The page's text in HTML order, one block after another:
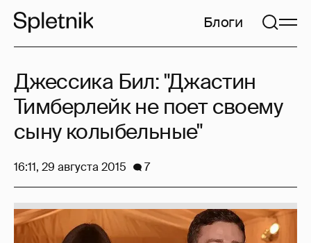
Блоги
Джессика Бил: "Джастин
Тимберлейк не поет своему
сыну колыбельные"
16:11, 29 августа 2015 7